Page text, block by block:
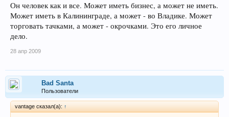
Он человек как и все. Может иметь бизнес, а может не иметь.
Может иметь в Калининграде, а может - во Владике. Может
торговать тачками, а может - окрочками. Это его личное
дело.
28 апр 2009
Bad Santa
Пользователи
vantage сказал(а): ↑